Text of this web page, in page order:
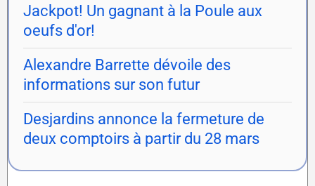
Jackpot! Un gagnant à la Poule aux
oeufs d'or!
Alexandre Barrette dévoile des
informations sur son futur
Desjardins annonce la fermeture de
deux comptoirs à partir du 28 mars